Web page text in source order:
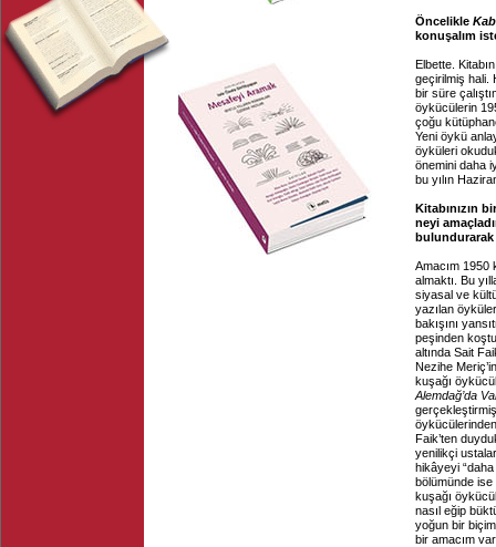
Öncelikle
konuşalım
Elbette.
geçirilmiş hali.
bir süre
öykücülerin
çoğu
Yeni öykü
öyküleri
önemini daha
bu yılın
Kitabınızın
neyi
bulundurarak
Amacım 1950
almaktı. Bu
siyasal ve
yazılan
bakışını
peşinden
altında Sait
Nezihe
kuşağı
Alemdağ’da
Faik’ten
yenilikçi
hikâyeyi
bölümünde
kuşağı
nasıl eğip
yoğun bir
bir amacım